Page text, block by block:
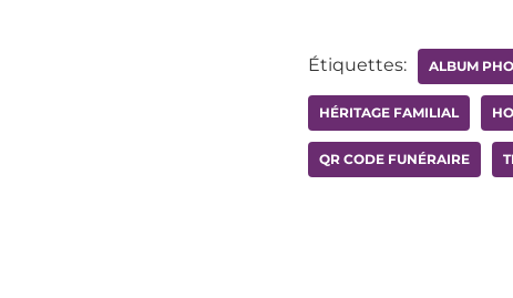
Étiquettes: ALBUM
HÉRITAGE FAMILIAL
QR CODE FUNÉRAIRE